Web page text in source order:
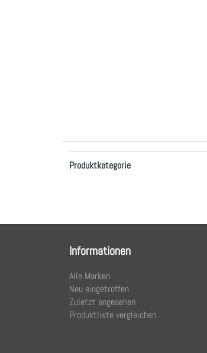
Produktkategorie
Informationen
Alle Marken
Neu eingetroffen
Zuletzt angesehen
Produktliste vergleichen